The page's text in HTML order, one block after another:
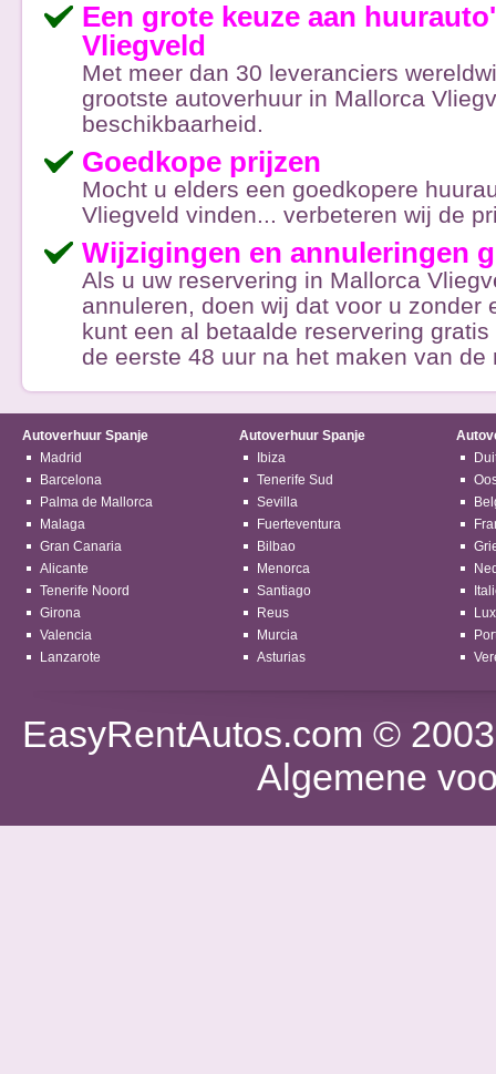
Een grote keuze aan
Vliegveld
Met meer dan 30 leveranciers
grootste autoverhuur in Mallorca
beschikbaarheid.
Goedkope prijzen
Mocht u elders een goedkopere
Vliegveld vinden... verbeteren wij de
Wijzigingen en annuleringen
Als u uw reservering in Mallorca
annuleren, doen wij dat voor u zonder
kunt een al betaalde reservering
de eerste 48 uur na het maken van de
Autoverhuur Spanje
Madrid
Barcelona
Palma de Mallorca
Malaga
Gran Canaria
Alicante
Tenerife Noord
Girona
Valencia
Lanzarote
Autoverhuur Spanje
Ibiza
Tenerife Sud
Sevilla
Fuerteventura
Bilbao
Menorca
Santiago
Reus
Murcia
Asturias
EasyRentAutos.com ©
Algemene